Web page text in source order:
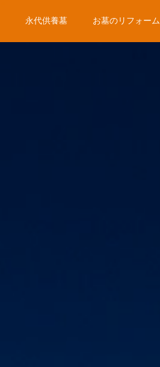
永代供養墓 お墓のリフォーム